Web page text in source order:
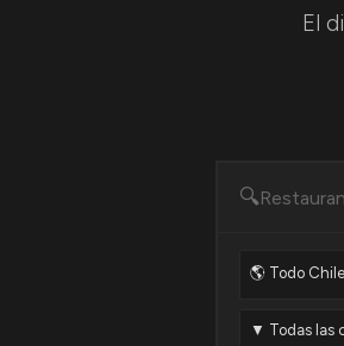
El
🔍